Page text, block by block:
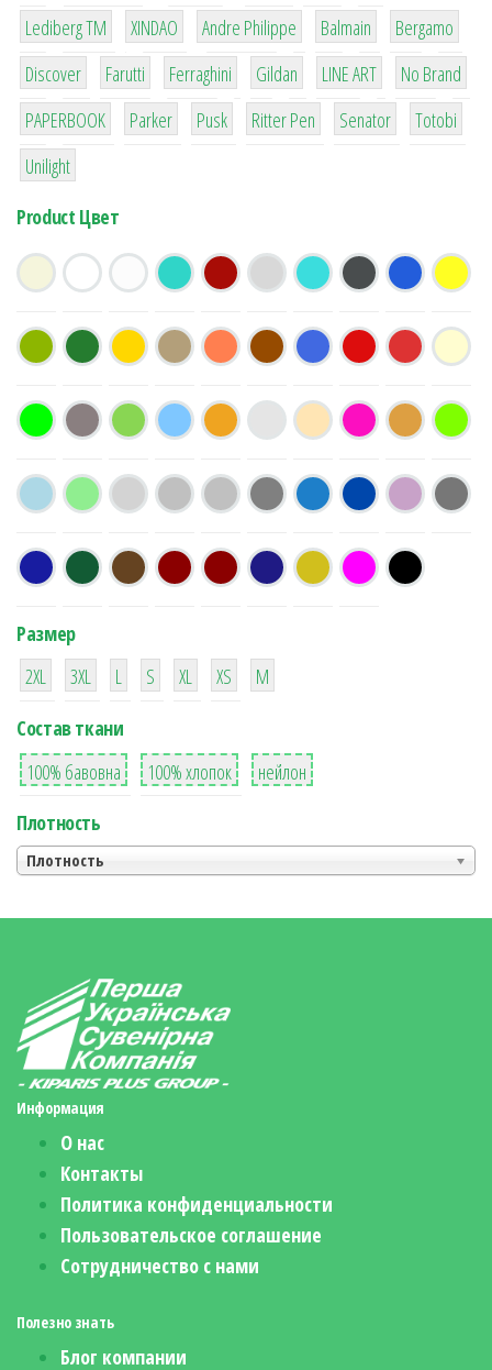
3
Lediberg ТМ
3
XINDAO
1
Andre Philippe
4
Balmain
26
Bergamo
64
Discover
299
Farutti
4
Ferraghini
42
Gildan
4
LINE ART
90
No Brand
8
PAPERBOOK
6
Parker
2
Pusk
22
Ritter Pen
15
Senator
43
Totobi
1
Unilight
Product Цвет
Размер
38
2XL
16
3XL
42
L
42
S
42
XL XS
М
Состав ткани
8
100% бавовна
36
100% хлопок
2
нейлон
Плотность
Плотность
Информация
О нас
Контакты
Политика конфиденциальности
Пользовательское соглашение
Сотрудничество с нами
Полезно знать
Блог компании